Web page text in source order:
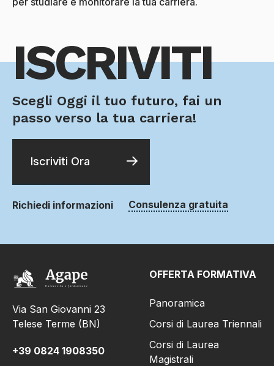
ISCRIVITI
Scegli Oggi il tuo futuro, fai un
passo verso la tua carriera!
Iscriviti Ora
Richiedi informazioni Consulenza gratuita
Via San Giovanni 23
Telese Terme (BN)
+39 0824 1908350
OFFERTA FORMATIVA
Panoramica
Corsi di Laurea Triennali
Corsi di Laurea
Magistrali